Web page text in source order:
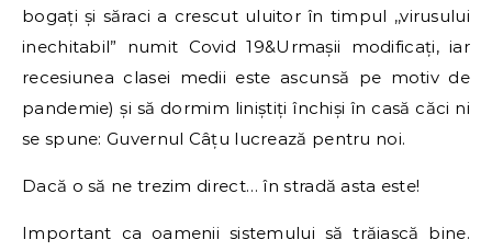
bogați și săraci a crescut uluitor în timpul ,,virusului
inechitabil” numit Covid 19&Urmașii modificați, iar
recesiunea clasei medii este ascunsă pe motiv de
pandemie) și să dormim liniștiți închiși în casă căci ni
se spune: Guvernul Câțu lucrează pentru noi.
Dacă o să ne trezim direct… în stradă asta este!
Important ca oamenii sistemului să trăiască bine.